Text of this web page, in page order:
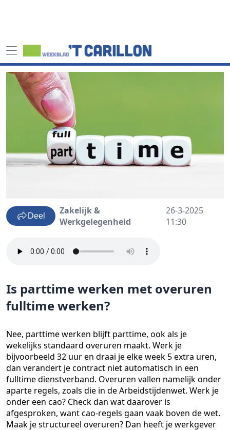
Deel
Zakelijk &
Werkgelegenheid
26-3-2025
11:30
Is parttime werken met overuren
fulltime werken?
Nee, parttime werken blijft parttime, ook als je
wekelijks standaard overuren maakt. Werk je
bijvoorbeeld 32 uur en draai je elke week 5 extra uren,
dan verandert je contract niet automatisch in een
fulltime dienstverband. Overuren vallen namelijk onder
aparte regels, zoals die in de Arbeidstijdenwet. Werk je
onder een cao? Check dan wat daarover is
afgesproken, want cao-regels gaan vaak boven de wet.
Maak je structureel overuren? Dan heeft je werkgever